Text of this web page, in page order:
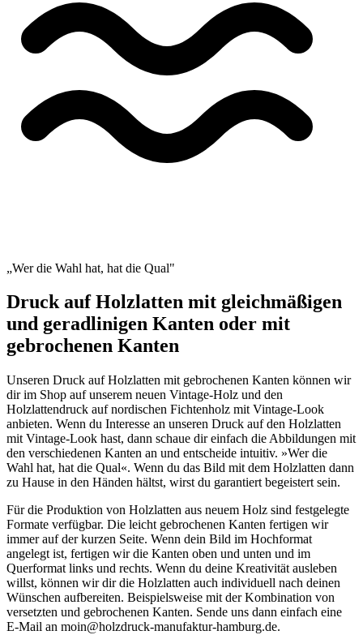
„Wer die Wahl hat, hat die Qual"
Druck auf Holzlatten mit gleichmäßigen
und geradlinigen Kanten oder mit
gebrochenen Kanten
Unseren Druck auf Holzlatten mit gebrochenen Kanten können wir
dir im Shop auf unserem neuen Vintage-Holz und den
Holzlattendruck auf nordischen Fichtenholz mit Vintage-Look
anbieten. Wenn du Interesse an unseren Druck auf den Holzlatten
mit Vintage-Look hast, dann schaue dir einfach die Abbildungen mit
den verschiedenen Kanten an und entscheide intuitiv. »Wer die
Wahl hat, hat die Qual«. Wenn du das Bild mit dem Holzlatten dann
zu Hause in den Händen hältst, wirst du garantiert begeistert sein.
Für die Produktion von Holzlatten aus neuem Holz sind festgelegte
Formate verfügbar. Die leicht gebrochenen Kanten fertigen wir
immer auf der kurzen Seite. Wenn dein Bild im Hochformat
angelegt ist, fertigen wir die Kanten oben und unten und im
Querformat links und rechts. Wenn du deine Kreativität ausleben
willst, können wir dir die Holzlatten auch individuell nach deinen
Wünschen aufbereiten. Beispielsweise mit der Kombination von
versetzten und gebrochenen Kanten. Sende uns dann einfach eine
E-Mail an moin@holzdruck-manufaktur-hamburg.de.